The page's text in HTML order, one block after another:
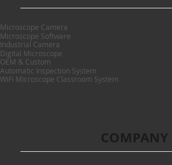
Microscope Camera
Microscope Software
Industrial Camera
Digital Microscope
OEM & Custom
Automatic Inspection System
WiFi Microscope Classroom System
COMPANY